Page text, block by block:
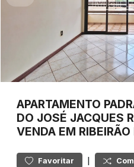
APARTAMENTO
DO JOSÉ JACQUES
VENDA EM RIBEIRÃO
Favoritar |